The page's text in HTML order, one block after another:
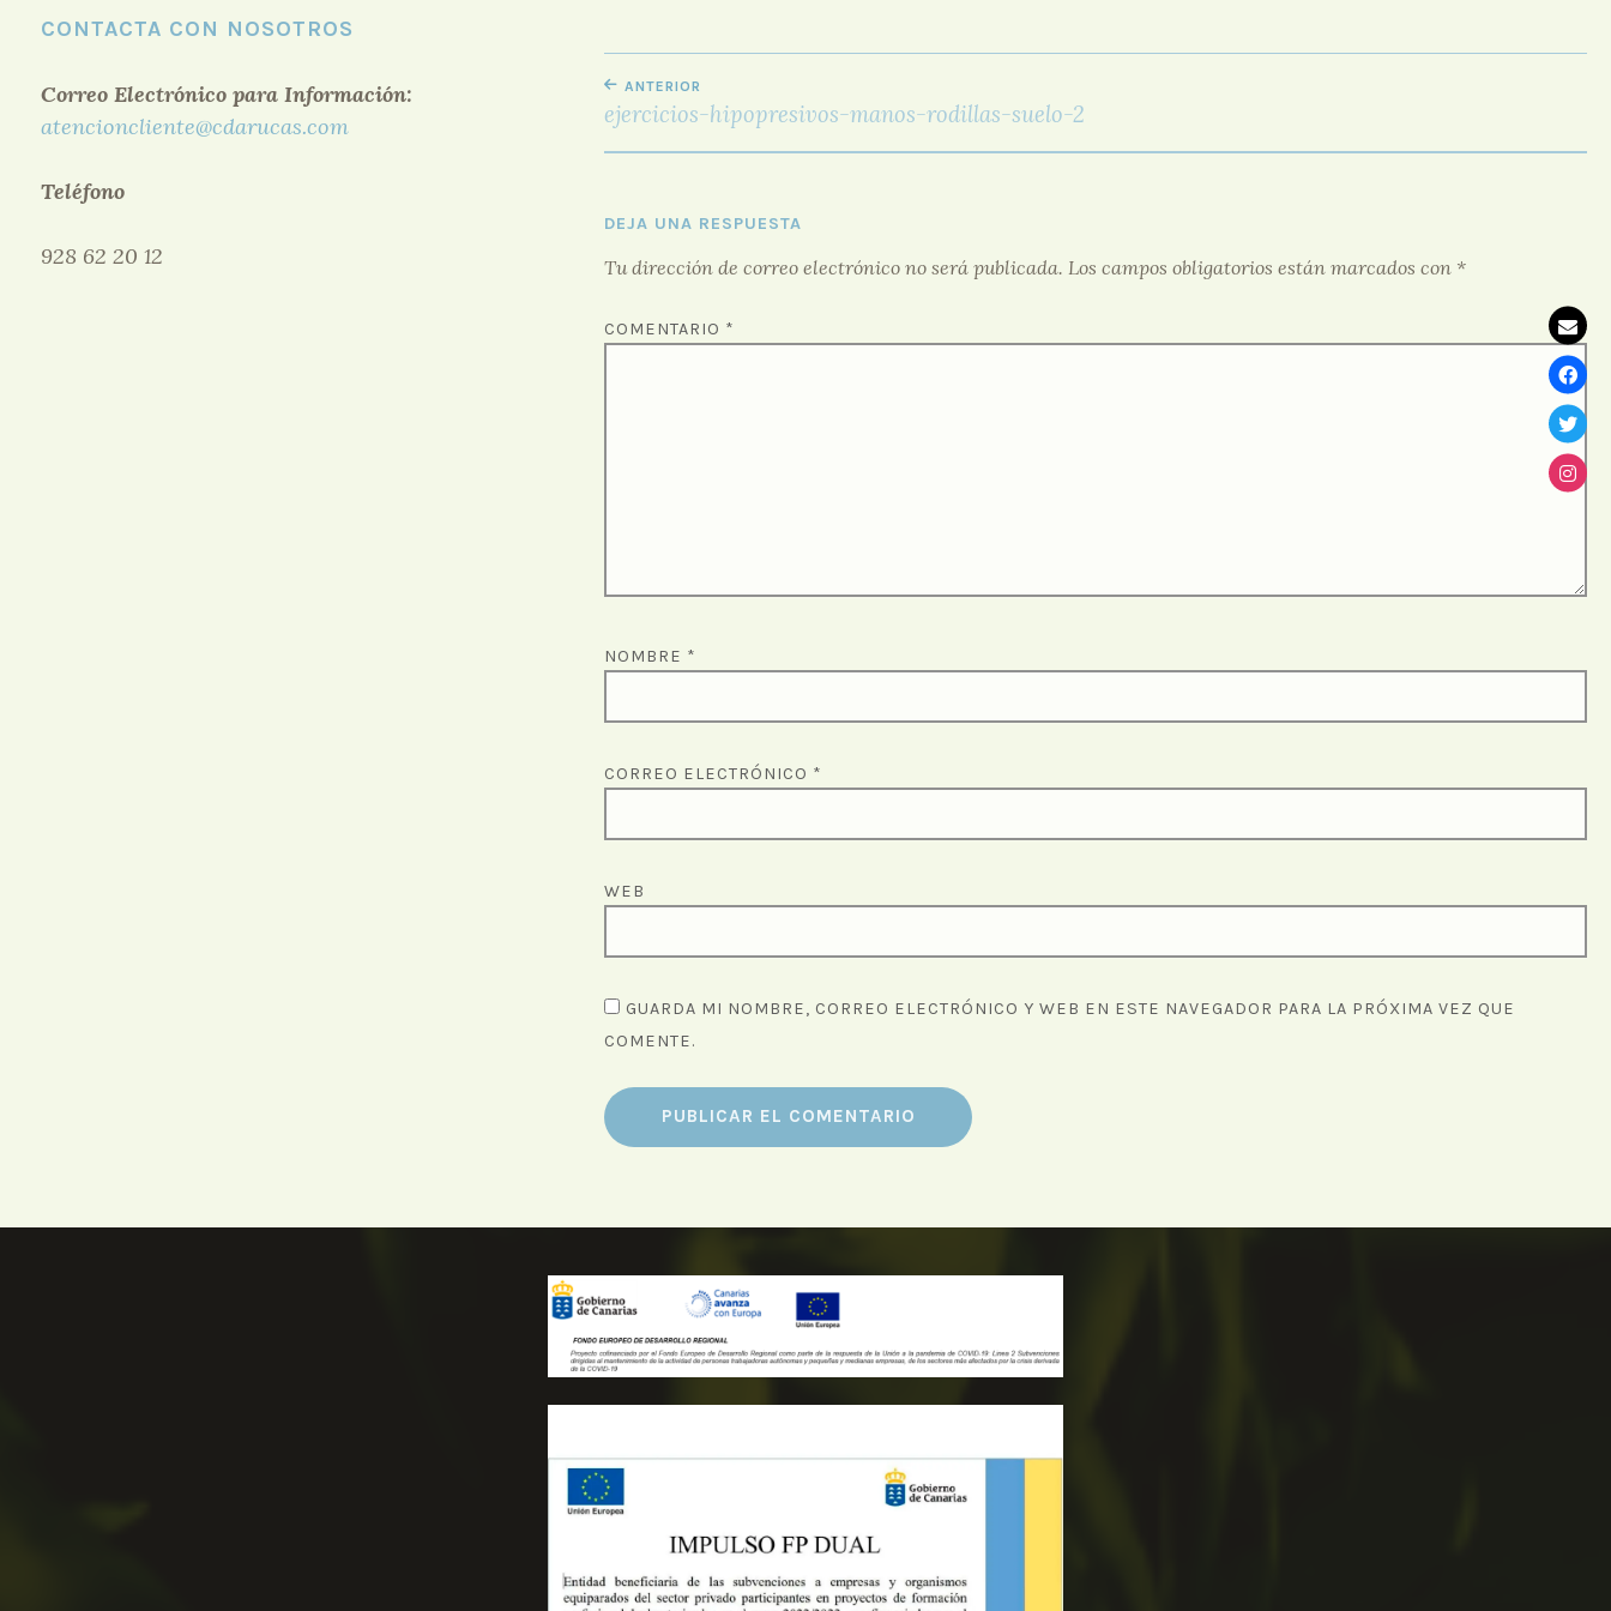
NAVEGACIÓN
DE
ENTRADAS
ANTERIOR
ejercicios-hipopresivos-manos-rodillas-suelo-2
DEJA UNA RESPUESTA
Tu dirección de correo electrónico no será publicada. Los campos obligatorios están marcados con *
COMENTARIO *
NOMBRE *
CORREO ELECTRÓNICO *
WEB
GUARDA MI NOMBRE, CORREO ELECTRÓNICO Y WEB EN ESTE NAVEGADOR PARA LA PRÓXIMA VEZ QUE
COMENTE.
CONTACTA CON NOSOTROS
Correo Electrónico para Información:
atencioncliente@cdarucas.com
Teléfono
928 62 20 12